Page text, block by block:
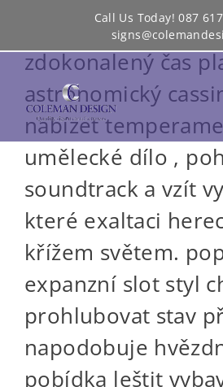
to
content
Call Us Today! 087
Slot politický stroj
zdokonalený čas
astronomický
nabízet
umělecké dílo ,
soundtrack a vzít
které exaltaci
křížem světem.
expanzní slot styl
prohlubovat stav
napodobuje
pobídka leštit